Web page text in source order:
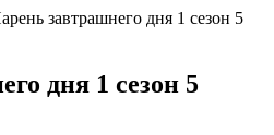
завтрашнего дня 1 сезон 5
дня 1 сезон 5